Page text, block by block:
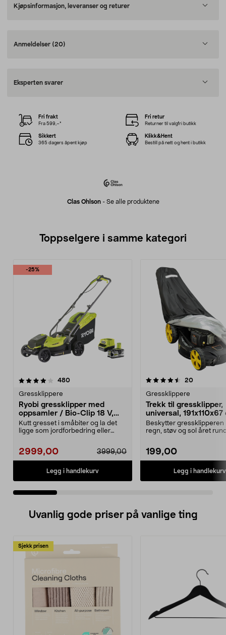
Kjøpsinformasjon, leveranser og returer
Anmeldelser (20)
Eksperten svarer
Clas Ohlson- Se alle produktene
Fri frakt
Fra 599,–*
Fri retur
Returner til valgfri butikk
Sikkert
365 dagers åpent kjøp
Klikk&Hent
Bestill på nett og hent i butikk
Toppselgere i samme kategori
-25%
480anmeldelser
Gressklippere
Ryobi gressklipper med
oppsamler / Bio-Clip 18 V,
RLM18X33B50
Kutt gresset i småbiter og la det
ligge som jordforbedring eller
2999,00 3999,00
Legg i handlekurv
4.5 av 5 stjerner 20
Gressklippere
Trekk til gressklipper,
universal, 191x110x67
Beskytter gressklipperen
regn, støv og sol året
199,00
Legg i handlekurv
4.0 av 5 stjerner
Uvanlig gode priser på vanlige ting
Sjekk prisen